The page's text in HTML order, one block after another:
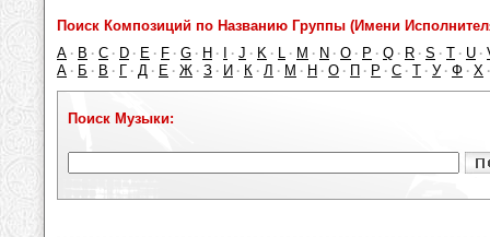
Поиск Композиций по Названию Группы (Имени
A · B · C · D · E · F · G · H · · J · K · L · M · N · O · P · Q · R · S · T · U ·
А · Б · В · Г · Д · Е · Ж · З · И · К · Л · М · Н · О · П · Р · С · Т · У · Ф · Х
Поиск Музыки: